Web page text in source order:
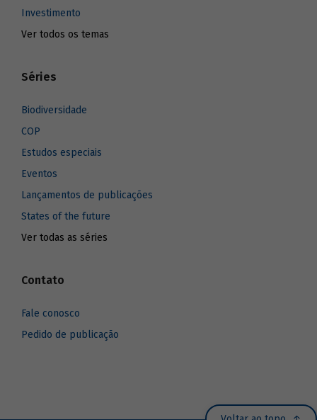
Investimento
Ver todos os temas
Séries
Biodiversidade
COP
Estudos especiais
Eventos
Lançamentos de publicações
States of the future
Ver todas as séries
Contato
Fale conosco
Pedido de publicação